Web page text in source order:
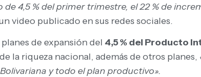
4,5 % del primer trimestre, el 22 % de
video publicado en sus redes sociales.
de expansión del 4,5 % del Producto
la riqueza nacional, además de otros planes,
y todo el plan productivo».